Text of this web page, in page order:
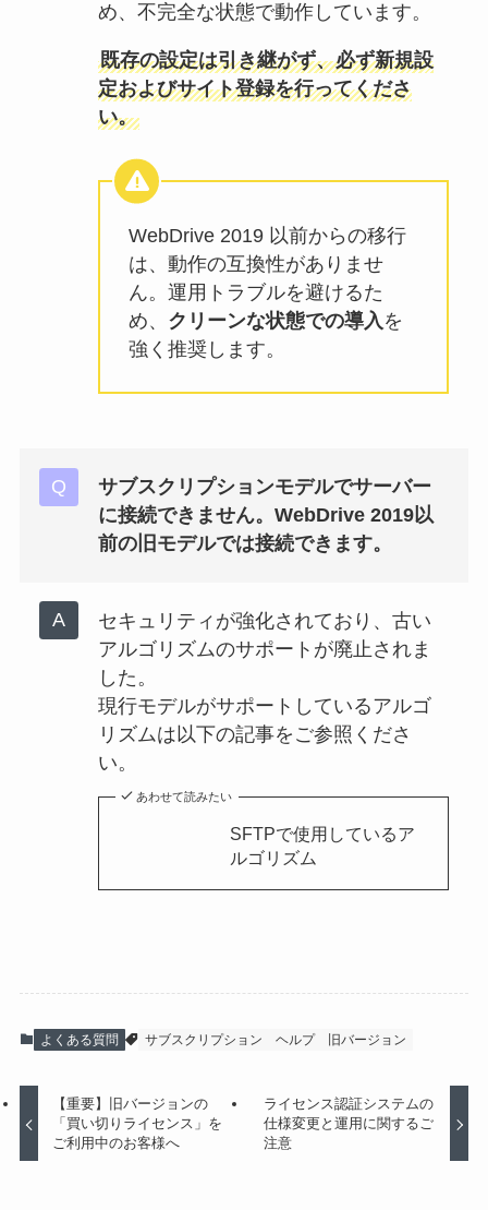
め、不完全な状態で動作しています。
既存の設定は引き継がず、必ず新規設
定およびサイト登録を行ってくださ
い。
WebDrive 2019 以前からの移行
は、動作の互換性がありませ
ん。運用トラブルを避けるた
め、 クリーンな状態での導入 を
強く推奨します。
サブスクリプションモデルでサーバー
に接続できません。WebDrive 2019以
前の旧モデルでは接続できます。
セキュリティが強化されており、古い
アルゴリズムのサポートが廃止されま
した。
現行モデルがサポートしているアルゴ
リズムは以下の記事をご参照くださ
い。
あわせて読みたい
SFTPで使用しているア
ルゴリズム
よくある質問 サブスクリプション ヘルプ 旧バージョン
【重要】旧バージョンの
「買い切りライセンス」を
ご利用中のお客様へ
ライセンス認証システムの
仕様変更と運用に関するご
注意